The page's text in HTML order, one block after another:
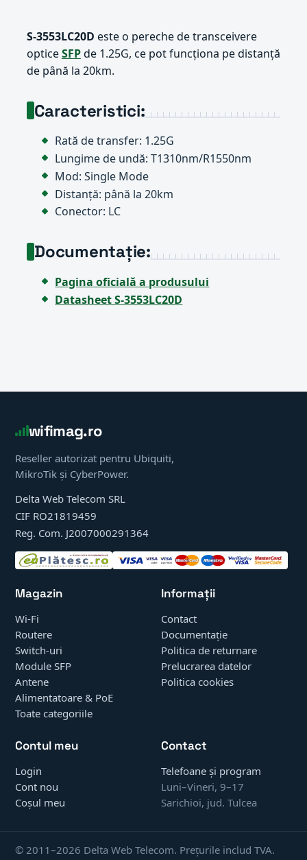
S-3553LC20D este o pereche de transceivere
opticeSFPde 1.25G, ce pot funcționa pe distanță
de până la 20km.
Caracteristici:
Rată de transfer: 1.25G
Lungime de undă: T1310nm/R1550nm
Mod: Single Mode
Distanță: până la 20km
Conector: LC
Documentație:
Pagina oficială a produsului
Datasheet S-3553LC20D
wifimag.ro
Reseller autorizat pentru Ubiquiti,
MikroTik și CyberPower.
Delta Web Telecom SRL
CIF RO21819459
Reg. Com. J2007000291364
Magazin
Wi-Fi
Routere
Switch-uri
Module SFP
Antene
Alimentatoare & PoE
Toate categoriile
Informații
Contact
Documentație
Politica de returnare
Prelucrarea datelor
Politica cookies
Contul meu
Login
Cont nou
Coșul meu
Contact
Telefoane și program
Luni–Vineri, 9–17
Sarichioi, jud. Tulcea
© 2011–2026 Delta Web Telecom. Prețurile includ TVA.